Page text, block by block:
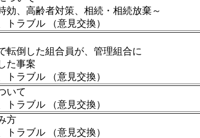
、高齢者対策、相続・相続放棄～
トラブル （意見交換）
倒した組合員が、管理組合に
た事案
トラブル （意見交換）
いて
トラブル （意見交換）
方
トラブル （意見交換）